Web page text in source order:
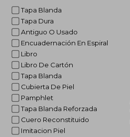
Tapa Blanda
Tapa Dura
Antiguo O Usado
Encuadernación En Espiral
Libro
Libro De Cartón
Tapa Blanda
Cubierta De Piel
Pamphlet
Tapa Blanda Reforzada
Cuero Reconstituido
Imitacion Piel